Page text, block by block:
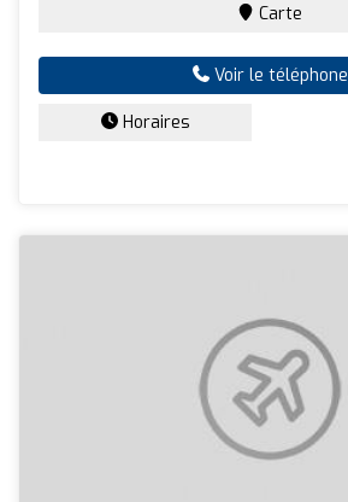
Carte
Voir le téléphone
Horaires